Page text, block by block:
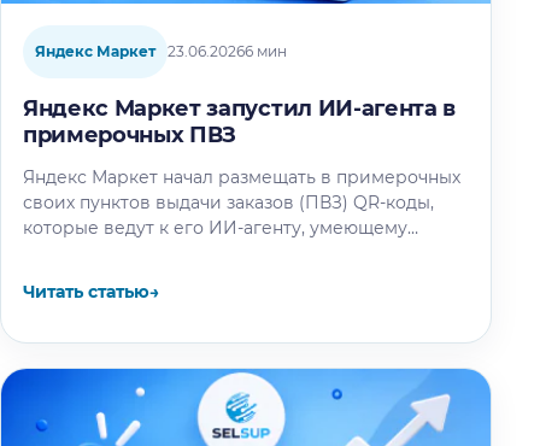
Яндекс Маркет 23.06.20266 мин
Яндекс Маркет запустил ИИ-агента в
примерочных ПВЗ
Яндекс Маркет начал размещать в примерочных
своих пунктов выдачи заказов (ПВЗ) QR-коды,
которые ведут к его ИИ-агенту, умеющему
Читать статью→